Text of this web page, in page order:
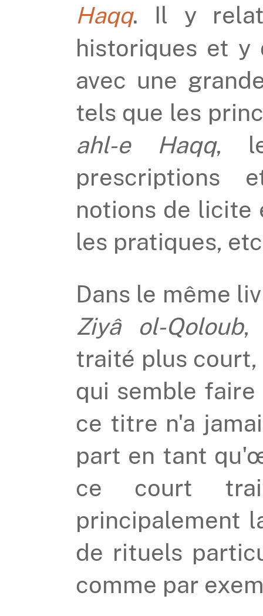
Haqq. Il y
historiques et y
avec une
tels que les
ahl-e Haqq,
prescriptions
notions de
les pratiques,
Dans le même
Ziyâ ol-Qoloub,
traité plus
qui semble
ce titre n'a
part en tant
ce court
principalement
de rituels
comme par